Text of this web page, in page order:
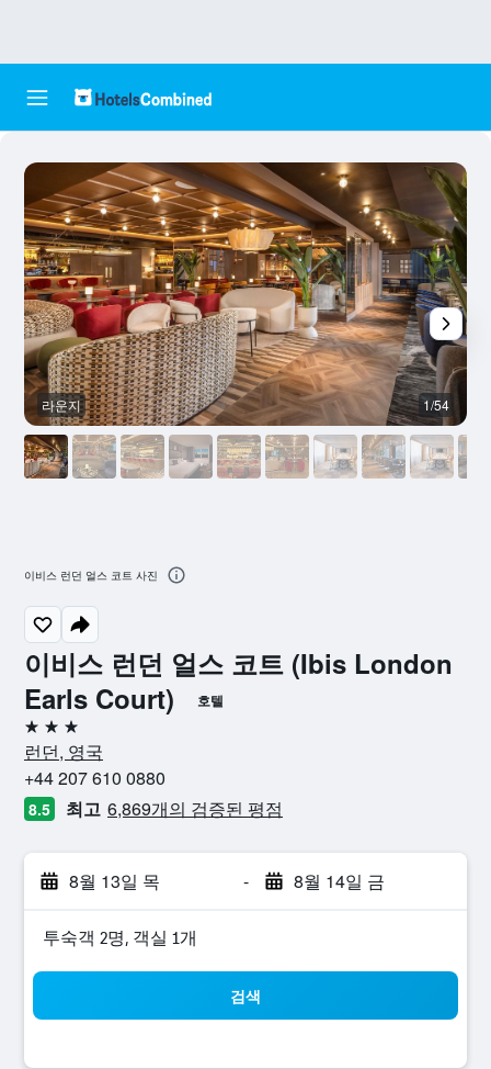
이비스 런던 얼스 코트 (Ibis London
Earls Court)
호텔
3성급
런던, 영국
+44 207 610 0880
8.5 최고 6,869개의 검증된 평점
8월 13일 목 - 8월 14일 금
​투숙객 2​명, ​객실 1개
검색
라운지 1/54
이비스 런던 얼스 코트 사진